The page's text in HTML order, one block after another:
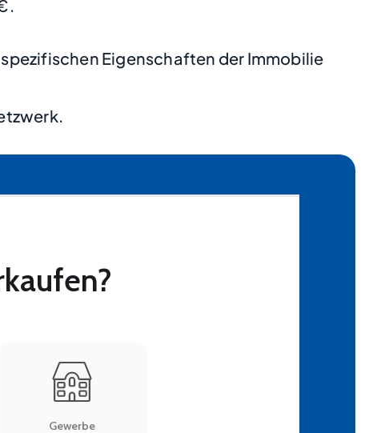
Eigenschaften der Immobilie